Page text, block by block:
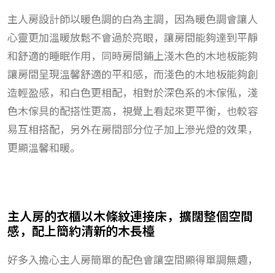
主人房設計師以暖色調的白為主調，因為暖色調會讓人
心靈更加溫暖放鬆不會過於亮眼，讓房間能夠達到平靜
和舒適的睡眠作用，同時房間鋪上淺木色的木地板能夠
讓房間呈現溫馨舒適的平和感，而淺色的木地板能夠創
造輕盈感，和白色更相配，相對於深色系的木傢俬，淺
色木傢具的配搭性更高，視覺上看起來更平衡，也較容
易互相搭配，另外在房間部分位子加上滲光燈的效果，
更顯溫馨和暖。
主人房的衣櫃以木條紋連接床，擴闊整個空間
感，配上簡約清新的木長檯
好多入擔心主人房簡單的配色會讓空間顯得單調無趣，